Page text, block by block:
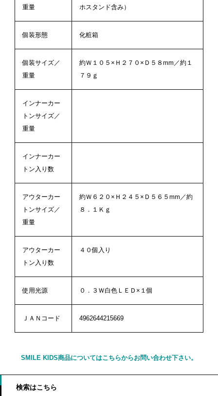
重量
ホスタンド含み）
個装形態 化粧箱
個装サイズ／
重量
約Ｗ１０５×Ｈ２７０×Ｄ５８mm／約１
７９ｇ
インナーカー
トンサイズ／
重量
インナーカー
トン入り数
アウターカー
トンサイズ／
重量
約Ｗ６２０×Ｈ２４５×Ｄ５６５mm／約
８．１Ｋｇ
アウターカー
トン入り数
４０個入り
使用光源 ０．３Ｗ白色ＬＥＤ×１個
ＪＡＮコード 4962644215669
SMILE KIDS商品についてはこちらからお問い合わせ下さい。
検索はこちら